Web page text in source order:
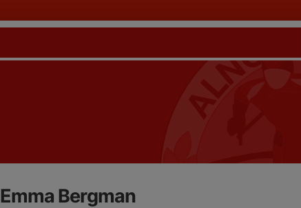
Emma Bergman